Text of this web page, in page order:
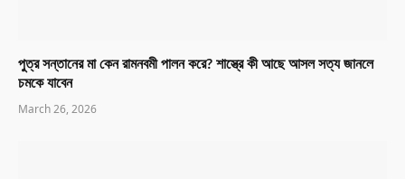
পুত্র সন্তানের মা কেন রামনবমী পালন করে? শাস্ত্রে কী আছে আসল সত্য জানলে
চমকে যাবেন
March 26, 2026